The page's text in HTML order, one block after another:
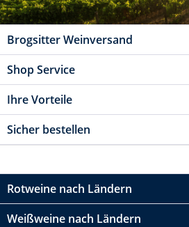
Brogsitter Weinversand
Shop Service
Ihre Vorteile
Sicher bestellen
Rotweine nach Ländern
Weißweine nach Ländern